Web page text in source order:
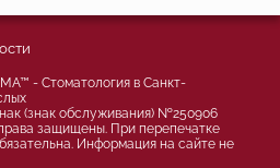
- Стоматология в Санкт-
(знак обслуживания) №250906
защищены. При перепечатке
Информация на сайте не